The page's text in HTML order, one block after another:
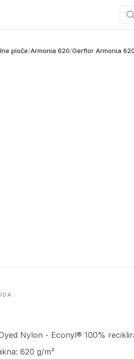
ploče/Armonia 620/Gerflor Armonia 620
Nylon - Econyl® 100%
620 g/m²